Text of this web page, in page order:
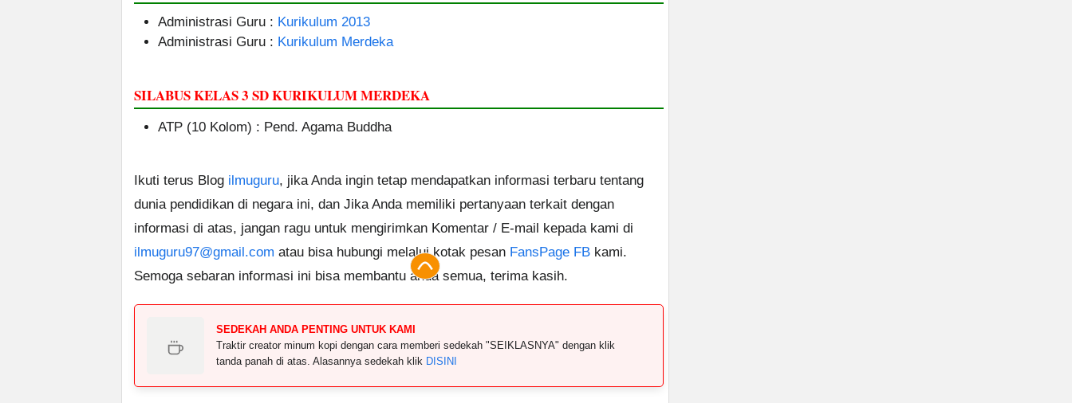
Administrasi Guru : Kurikulum 2013
Administrasi Guru : Kurikulum Merdeka
SILABUS KELAS 3 SD KURIKULUM MERDEKA
ATP (10 Kolom) : Pend. Agama Buddha
Ikuti terus Blog ilmuguru, jika Anda ingin tetap mendapatkan informasi terbaru tentang
dunia pendidikan di negara ini, dan Jika Anda memiliki pertanyaan terkait dengan
informasi di atas, jangan ragu untuk mengirimkan Komentar / E-mail kepada kami di
ilmuguru97@gmail.com atau bisa hubungi melalui kotak pesan FansPage FB kami.
Semoga sebaran informasi ini bisa membantu anda semua, terima kasih.
SEDEKAH ANDA PENTING UNTUK KAMI
Traktir creator minum kopi dengan cara memberi sedekah "SEIKLASNYA" dengan klik
tanda panah di atas. Alasannya sedekah klik DISINI